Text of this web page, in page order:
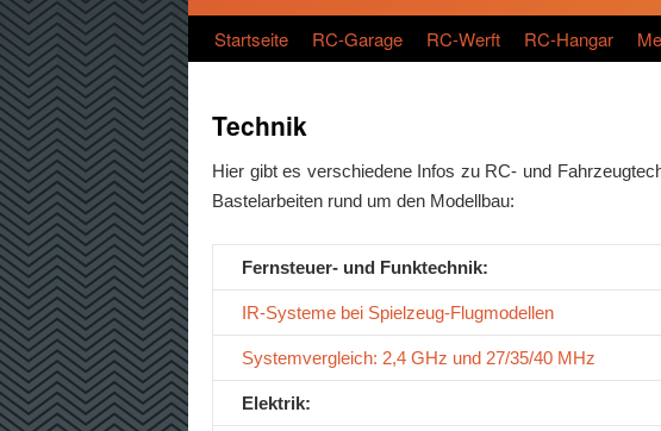
Startseite RC-Garage RC-Werft RC-Hangar
Technik
Hier gibt es verschiedene Infos zu RC- und
Bastelarbeiten rund um den Modellbau:
Fernsteuer- und Funktechnik:
IR-Systeme bei Spielzeug-Flugmodellen
Systemvergleich: 2,4 GHz und 27/35/40 MHz
Elektrik: